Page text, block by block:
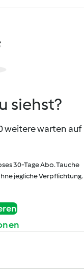
siehst?
weitere warten auf
30-Tage Abo. Tauche
jegliche Verpflichtung.